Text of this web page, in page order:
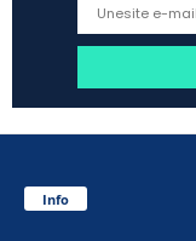
Info